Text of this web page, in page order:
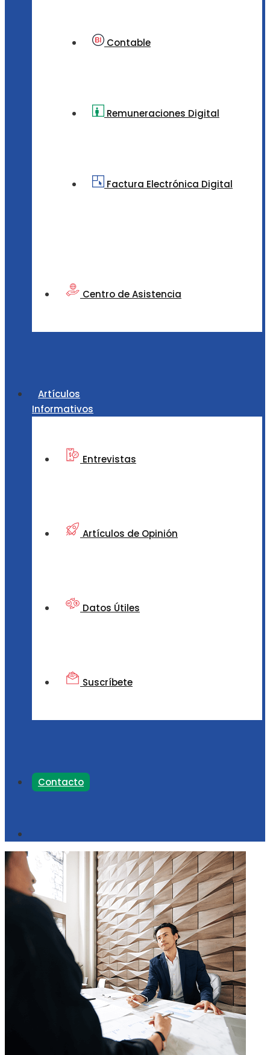
Contable
Remuneraciones Digital
Factura Electrónica Digital
Centro de Asistencia
Artículos
Informativos
Entrevistas
Artículos de Opinión
Datos Útiles
Suscríbete
Contacto